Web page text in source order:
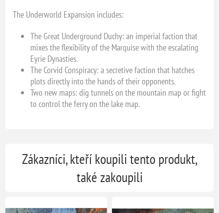
The Underworld Expansion includes:
The Great Underground Duchy: an imperial faction that
mixes the flexibility of the Marquise with the escalating
Eyrie Dynasties.
The Corvid Conspiracy: a secretive faction that hatches
plots directly into the hands of their opponents.
Two new maps: dig tunnels on the mountain map or fight
to control the ferry on the lake map.
Zákazníci, kteří koupili tento produkt,
také zakoupili